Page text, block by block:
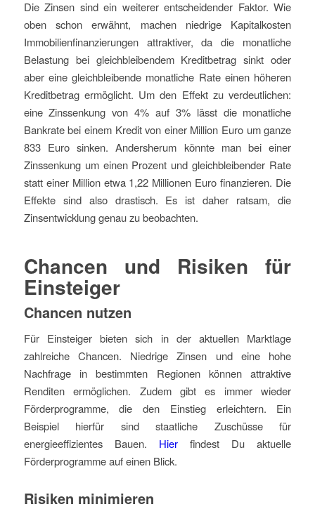
Die Zinsen sind ein weiterer entscheidender Faktor. Wie
oben schon erwähnt, machen niedrige Kapitalkosten
Immobilienfinanzierungen attraktiver, da die monatliche
Belastung bei gleichbleibendem Kreditbetrag sinkt oder
aber eine gleichbleibende monatliche Rate einen höheren
Kreditbetrag ermöglicht. Um den Effekt zu verdeutlichen:
eine Zinssenkung von 4% auf 3% lässt die monatliche
Bankrate bei einem Kredit von einer Million Euro um ganze
833 Euro sinken. Andersherum könnte man bei einer
Zinssenkung um einen Prozent und gleichbleibender Rate
statt einer Million etwa 1,22 Millionen Euro finanzieren. Die
Effekte sind also drastisch. Es ist daher ratsam, die
Zinsentwicklung genau zu beobachten.
Chancen und Risiken für
Einsteiger
Chancen nutzen
Für Einsteiger bieten sich in der aktuellen Marktlage
zahlreiche Chancen. Niedrige Zinsen und eine hohe
Nachfrage in bestimmten Regionen können attraktive
Renditen ermöglichen. Zudem gibt es immer wieder
Förderprogramme, die den Einstieg erleichtern. Ein
Beispiel hierfür sind staatliche Zuschüsse für
energieeffizientes Bauen. Hierfindest Du aktuelle
Förderprogramme auf einen Blick.
Risiken minimieren